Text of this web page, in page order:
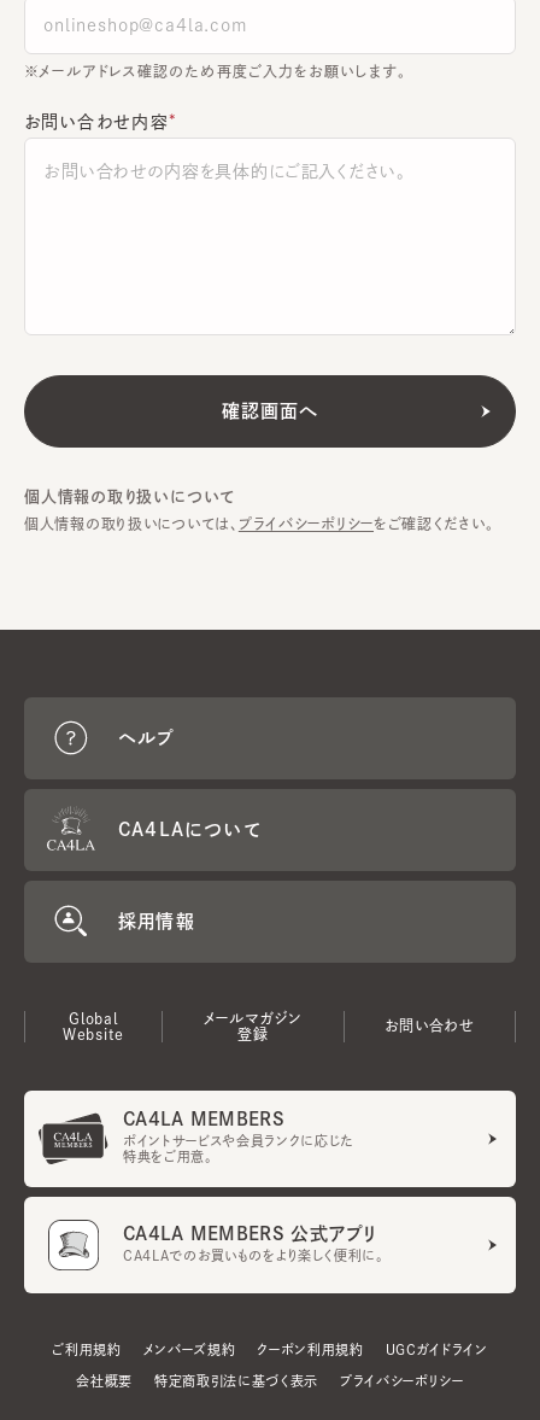
※メールアドレス確認のため再度ご入力をお願いします。
お問い合わせ内容
個人情報の取り扱いについて
個人情報の取り扱いについては、 プライバシーポリシーをご確認ください。
ヘルプ
CA4LAについて
採用情報
Global
Website
メールマガジン
登録
お問い合わせ
CA4LA MEMBERS
ポイントサービスや会員ランクに応じた
特典をご用意。
CA4LA MEMBERS 公式アプリ
CA4LAでのお買いものをより楽しく便利に。
ご利用規約 メンバーズ規約 クーポン利用規約 UGCガイドライン
会社概要 特定商取引法に基づく表示 プライバシーポリシー